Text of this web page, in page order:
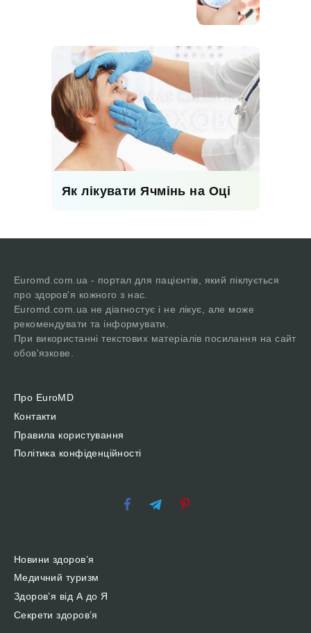
Як лікувати Ячмінь на Оці
Euromd.com.ua - портал для пацієнтів, який піклується
про здоров'я кожного з нас.
Euromd.com.ua не діагностує і не лікує, але може
рекомендувати та інформувати.
При використанні текстових матеріалів посилання на сайт
обов'язкове.
Про EuroMD
Контакти
Правила користування
Політика конфіденційності
Новини здоров’я
Медичний туризм
Здоров’я від А до Я
Секрети здоров’я